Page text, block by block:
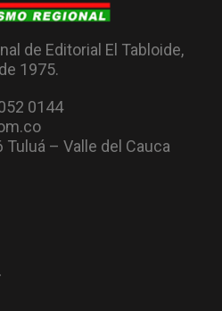
de Editorial El Tabloide,
1975.
0144
Tuluá – Valle del Cauca